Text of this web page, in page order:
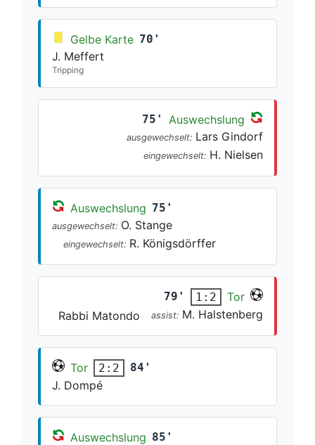
Gelbe Karte 70'
J. Meffert
Tripping
75' Auswechslung
ausgewechselt: Lars Gindorf
eingewechselt: H. Nielsen
Auswechslung 75'
ausgewechselt: O. Stange
eingewechselt: R. Königsdörffer
79' 1:2
Tor
Rabbi Matondo
assist: M. Halstenberg
Tor 2:2 84'
J. Dompé
Auswechslung 85'